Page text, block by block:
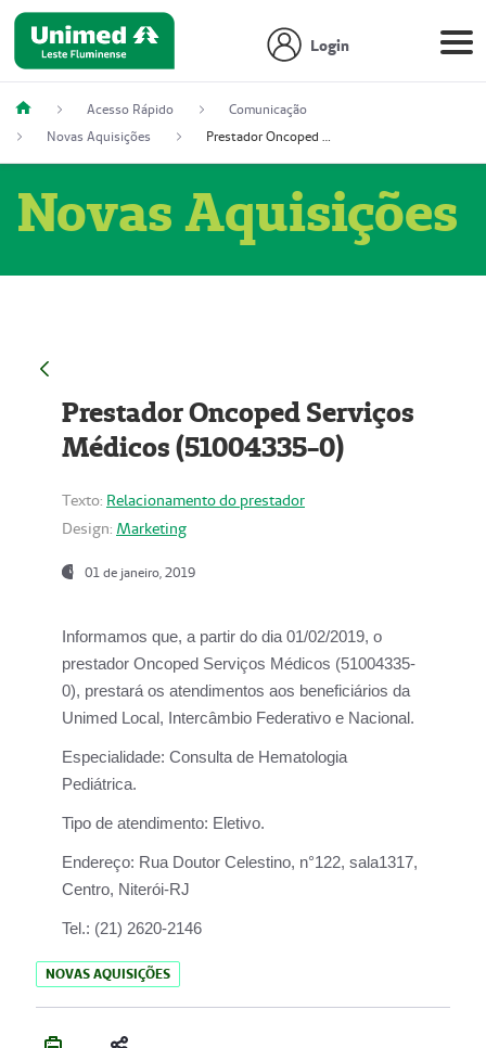
Login
Acesso Rápido
Comunicação
Novas Aquisições
Prestador Oncoped Serviços Médicos (51004335-0)
Novas Aquisições
Prestador Oncoped Serviços
Médicos (51004335-0)
Texto: Relacionamento do prestador
Design: Marketing
01 de janeiro, 2019
Informamos que, a partir do dia 01/02/2019, o
prestador Oncoped Serviços Médicos (51004335-
0), prestará os atendimentos aos beneficiários da
Unimed Local, Intercâmbio Federativo e Nacional.
Especialidade: Consulta de Hematologia
Pediátrica.
Tipo de atendimento: Eletivo.
Endereço: Rua Doutor Celestino, n°122, sala1317,
Centro, Niterói-RJ
Tel.: (21) 2620-2146
NOVAS AQUISIÇÕES